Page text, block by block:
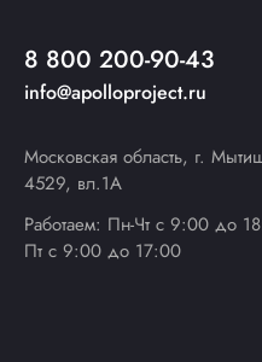
8 800 200-90-43
info@apolloproject.ru
Московская область, г.
4529, вл.1А
Работаем: Пн-Чт с 9:00 до
Пт с 9:00 до 17:00